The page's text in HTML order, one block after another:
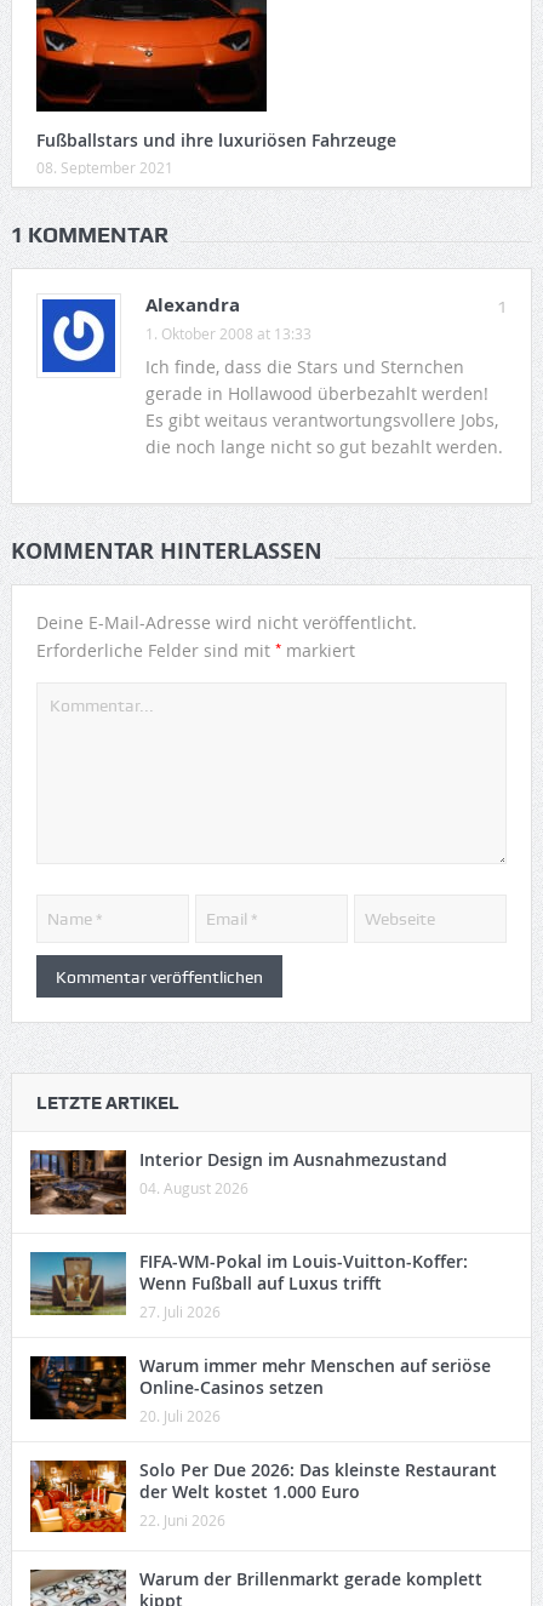
Fußballstars und ihre luxuriösen Fahrzeuge
08. September 2021
1 KOMMENTAR
1
Alexandra
1. Oktober 2008 at 13:33
Ich finde, dass die Stars und Sternchen
gerade in Hollawood überbezahlt werden!
Es gibt weitaus verantwortungsvollere Jobs,
die noch lange nicht so gut bezahlt werden.
KOMMENTAR HINTERLASSEN
Deine E-Mail-Adresse wird nicht veröffentlicht.
Erforderliche Felder sind mit *markiert
LETZTE ARTIKEL
Interior Design im Ausnahmezustand
04. August 2026
FIFA-WM-Pokal im Louis-Vuitton-Koffer:
Wenn Fußball auf Luxus trifft
27. Juli 2026
Warum immer mehr Menschen auf seriöse
Online-Casinos setzen
20. Juli 2026
Solo Per Due 2026: Das kleinste Restaurant
der Welt kostet 1.000 Euro
22. Juni 2026
Warum der Brillenmarkt gerade komplett
kippt